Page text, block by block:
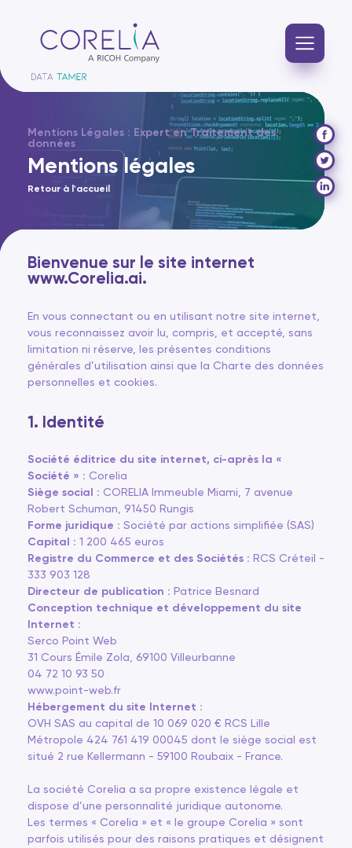
Mentions Légales : Expert en Traitement des
données
Mentions légales
Retour à l'accueil
Bienvenue sur le site internet
www.Corelia.ai.
En vous connectant ou en utilisant notre site internet,
vous reconnaissez avoir lu, compris, et accepté, sans
limitation ni réserve, les présentes conditions
générales d’utilisation ainsi que la Charte des données
personnelles et cookies.
1. Identité
Société éditrice du site internet, ci-après la «
Société » : Corelia
Siège social : CORELIA Immeuble Miami, 7 avenue
Robert Schuman, 91450 Rungis
Forme juridique : Société par actions simplifiée (SAS)
Capital : 1 200 465 euros
Registre du Commerce et des Sociétés : RCS Créteil -
333 903 128
Directeur de publication : Patrice Besnard
Conception technique et développement du site
Internet :
Serco Point Web
31 Cours Émile Zola, 69100 Villeurbanne
04 72 10 93 50
www.point-web.fr
Hébergement du site Internet :
OVH SAS au capital de 10 069 020 € RCS Lille
Métropole 424 761 419 00045 dont le siège social est
situé 2 rue Kellermann - 59100 Roubaix - France.
La société Corelia a sa propre existence légale et
dispose d’une personnalité juridique autonome.
Les termes « Corelia » et « le groupe Corelia » sont
parfois utilisés pour des raisons pratiques et désignent